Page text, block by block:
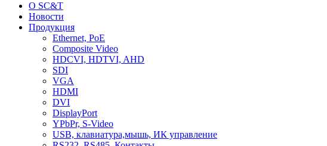
О SC&T
Новости
Продукция
Ethernet, PoE
Composite Video
HDCVI, HDTVI, AHD
SDI
VGA
HDMI
DVI
DisplayPort
YPbPr, S-Video
USB, клавиатура,мышь, ИК управление